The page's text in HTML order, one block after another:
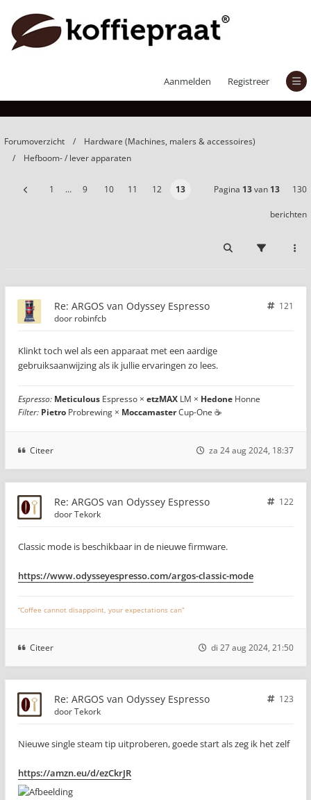
Aanmelden Registreer
ARGOS van Odyssey Espresso
Forumoverzicht
Hardware (Machines, malers & accessoires)
Hefboom- / lever apparaten
1 … 9 10 11 12 13 Pagina 13van 13 130
berichten
Re: ARGOS van Odyssey Espresso
121
door robinfcb
Klinkt toch wel als een apparaat met een aardige
gebruiksaanwijzing als ik jullie ervaringen zo lees.
Espresso: Meticulous Espresso × etzMAX LM × Hedone Honne
Filter: Pietro Probrewing × MoccamasterCup-One ☕
Citeer za 24 aug 2024, 18:37
Re: ARGOS van Odyssey Espresso
122
doorTekork
Classic mode is beschikbaar in de nieuwe firmware.
https://www.odysseyespresso.com/argos-classic-mode
“Coffee cannot disappoint, your expectations can”
Citeer di 27 aug 2024, 21:50
Re: ARGOS van Odyssey Espresso
123
doorTekork
Nieuwe single steam tip uitproberen, goede start als zeg ik het zelf
https://amzn.eu/d/ezCkrJR